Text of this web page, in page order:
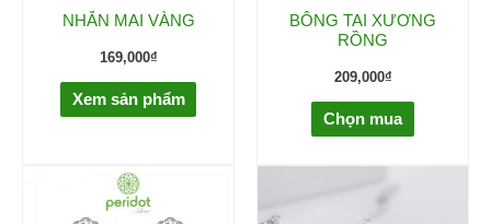
NHẪN MAI VÀNG
169,000₫
Xem sản phẩm
BÔNG TAI XƯƠNG
RỒNG
209,000₫
Chọn mua